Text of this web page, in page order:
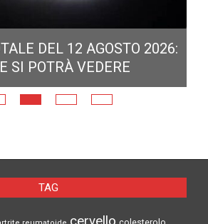
DEL 12 AGOSTO 2026:
SI POTRÀ VEDERE
TAG